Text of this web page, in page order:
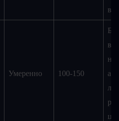
Умеренно 100-150